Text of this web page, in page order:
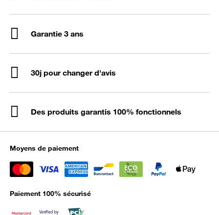
Garantie 3 ans
30j pour changer d'avis
Des produits garantis 100% fonctionnels
Moyens de paiement
Paiement 100% sécurisé